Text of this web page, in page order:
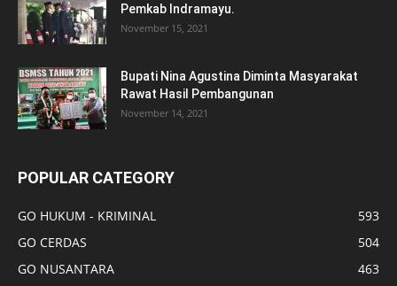
Pemkab Indramayu.
November 15, 2021
Bupati Nina Agustina Diminta Masyarakat
Rawat Hasil Pembangunan
November 14, 2021
POPULAR CATEGORY
GO HUKUM - KRIMINAL
593
GO CERDAS
504
GO NUSANTARA
463